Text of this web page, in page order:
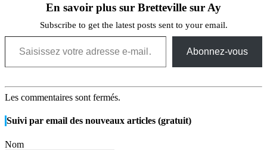
En savoir plus sur Bretteville sur Ay
Subscribe to get the latest posts sent to your email.
Saisissez votre adresse e-mail…
Abonnez-vous
Les commentaires sont fermés.
article
Suivi par email des nouveaux articles (gratuit)
Nom